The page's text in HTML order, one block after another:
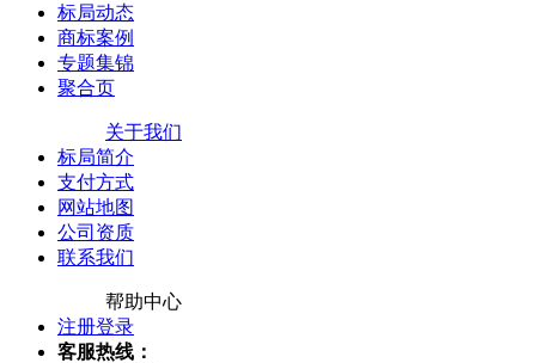
标局动态
商标案例
专题集锦
聚合页
关于我们
标局简介
支付方式
网站地图
公司资质
联系我们
帮助中心
注册登录
客服热线：